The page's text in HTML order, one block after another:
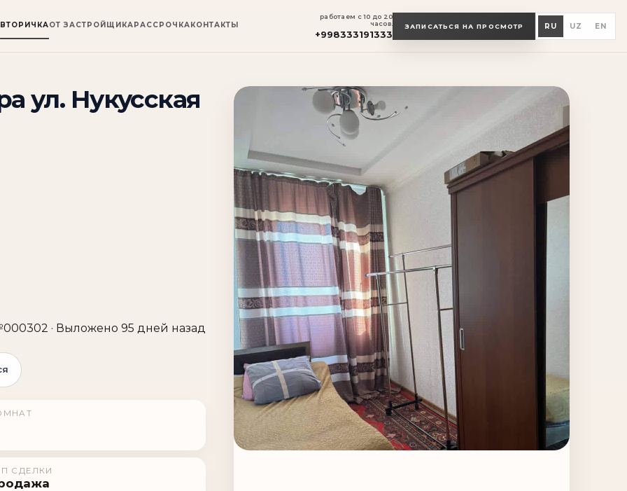
ВТОРИЧКАОТ ЗАСТРОЙЩИКАРАССРОЧКАКОНТАКТЫ
работаем с 10 до 20
часов.
+998333191333
ЗАПИСАТЬСЯ НА ПРОСМОТР RU UZ EN
ул. Нукусская
· Выложено 95 дней назад
СДЕЛКИ